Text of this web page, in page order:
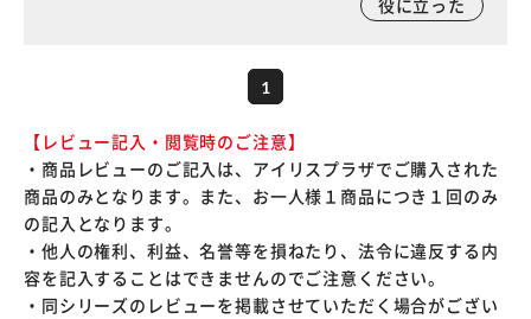
役に立った
1
【レビュー記入・閲覧時のご注意】
・商品レビューのご記入は、アイリスプラザでご購入された
商品のみとなります。また、お一人様１商品につき１回のみ
の記入となります。
・他人の権利、利益、名誉等を損ねたり、法令に違反する内
容を記入することはできませんのでご注意ください。
・同シリーズのレビューを掲載させていただく場合がござい